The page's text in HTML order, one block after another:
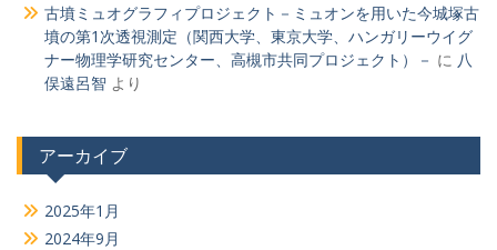
古墳ミュオグラフィプロジェクト－ミュオンを用いた今城塚古
墳の第1次透視測定（関西大学、東京大学、ハンガリーウイグ
ナー物理学研究センター、高槻市共同プロジェクト）－ に 八
俣遠呂智 より
アーカイブ
2025年1月
2024年9月